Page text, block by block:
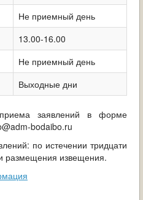
Не приемный день
13.00-16.00
Не приемный день
Выходные дни
заявлений в форме
bodaibo.ru
по истечении тридцати
размещения извещения.